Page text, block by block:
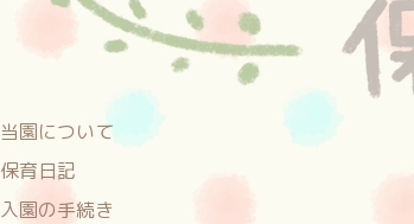
当園について
保育日記
入園の手続き